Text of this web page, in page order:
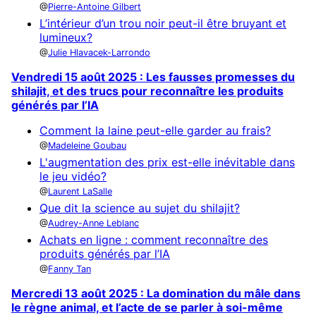
Pierre-Antoine Gilbert
L’intérieur d’un trou noir peut-il être bruyant et
lumineux?
Julie Hlavacek-Larrondo
Vendredi 15 août 2025 : Les fausses promesses du
shilajit, et des trucs pour reconnaître les produits
générés par l’IA
Comment la laine peut-elle garder au frais?
Madeleine Goubau
L'augmentation des prix est-elle inévitable dans
le jeu vidéo?
Laurent LaSalle
Que dit la science au sujet du shilajit?
Audrey-Anne Leblanc
Achats en ligne : comment reconnaître des
produits générés par l’IA
Fanny Tan
Mercredi 13 août 2025 : La domination du mâle dans
le règne animal, et l’acte de se parler à soi-même